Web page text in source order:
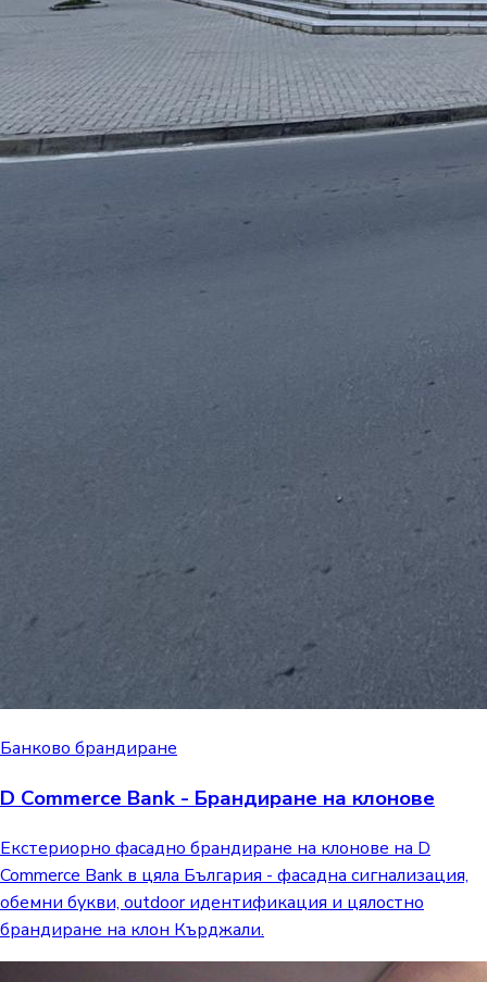
Банково брандиране
D Commerce Bank - Брандиране на клонове
Екстериорно фасадно брандиране на клонове на D
Commerce Bank в цяла България - фасадна сигнализация,
обемни букви, outdoor идентификация и цялостно
брандиране на клон Кърджали.